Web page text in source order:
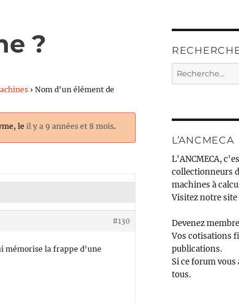
?
› Nom d’un élément de
, leil y a 9 années et 8 mois.
#130
mémorise la frappe d’une
Recherche
pour :
L’ANCMECA
L'ANCMECA,
collectionneurs
machines à
Visitez notre
Devenez
Vos cotisations
publications.
Si ce forum vous
tous.